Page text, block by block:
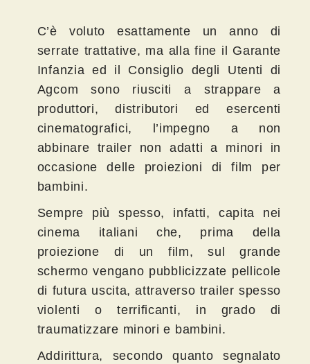
C’è voluto esattamente un anno di
serrate trattative, ma alla fine il Garante
Infanzia ed il Consiglio degli Utenti di
Agcom sono riusciti a strappare a
produttori, distributori ed esercenti
cinematografici, l’impegno a non
abbinare trailer non adatti a minori in
occasione delle proiezioni di film per
bambini.
Sempre più spesso, infatti, capita nei
cinema italiani che, prima della
proiezione di un film, sul grande
schermo vengano pubblicizzate pellicole
di futura uscita, attraverso trailer spesso
violenti o terrificanti, in grado di
traumatizzare minori e bambini.
Addirittura, secondo quanto segnalato